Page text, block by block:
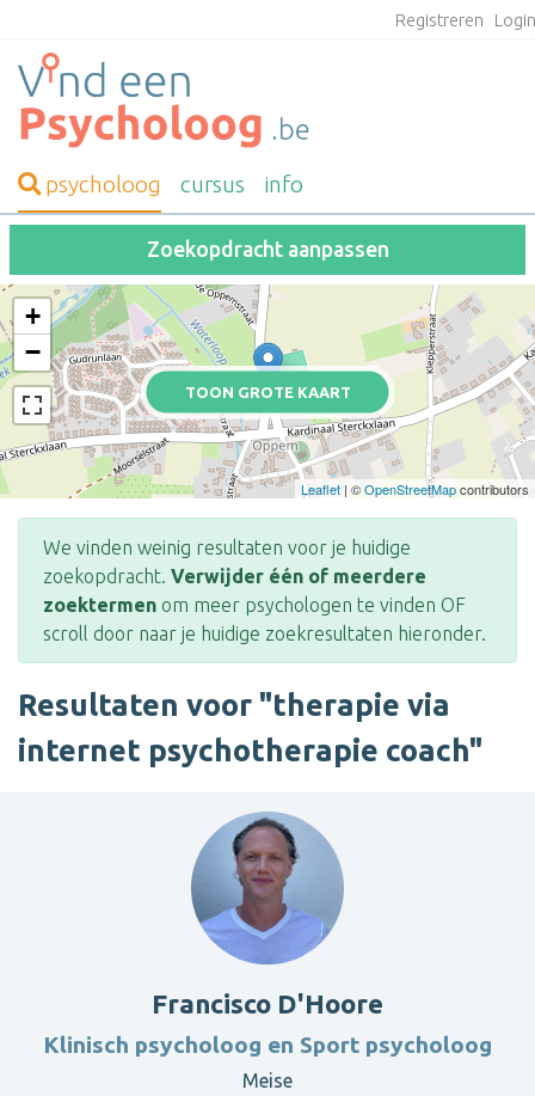
Registreren
psycholoog cursus info
Zoekopdracht aanpassen
TOON GROTE KAART
+
−
Leaflet | ©OpenStreetMapcontributors
We vinden weinig resultaten voor je huidige
zoekopdracht. Verwijder één of meerdere
zoektermen om meer psychologen te vinden OF
scroll door naar je huidige zoekresultaten hieronder.
Resultaten voor "therapie via
internet psychotherapie coach"
Francisco D'Hoore
Klinisch psycholoog en Sport psycholoog
Meise